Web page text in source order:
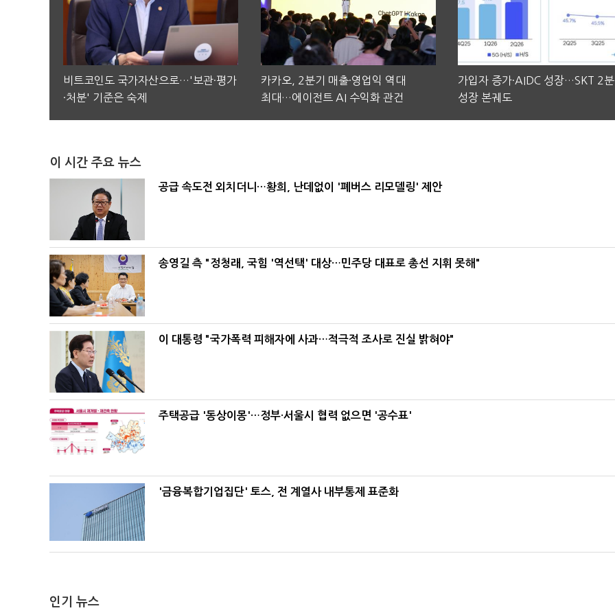
비트코인도 국가자산으로…'보관·평가
·처분' 기준은 숙제
카카오, 2분기 매출·영업익 역대
최대…에이전트 AI 수익화 관건
가입자 증가·AIDC 성장…SKT 2
성장 본궤도
이 시간 주요 뉴스
공급 속도전 외치더니…황희, 난데없이 '폐버스 리모델링' 제안
송영길 측 "정청래, 국힘 '역선택' 대상…민주당 대표로 총선 지휘 못해"
이 대통령 "국가폭력 피해자에 사과…적극적 조사로 진실 밝혀야"
주택공급 '동상이몽'…정부·서울시 협력 없으면 '공수표'
'금융복합기업집단' 토스, 전 계열사 내부통제 표준화
인기 뉴스